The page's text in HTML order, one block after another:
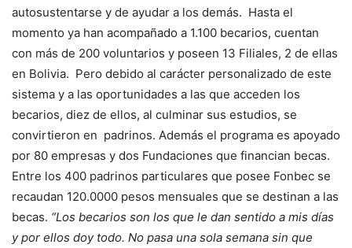
autosustentarse y de ayudar a los demás. Hasta el
momento ya han acompañado a 1.100 becarios, cuentan
con más de 200 voluntarios y poseen 13 Filiales, 2 de ellas
en Bolivia. Pero debido al carácter personalizado de este
sistema y a las oportunidades a las que acceden los
becarios, diez de ellos, al culminar sus estudios, se
convirtieron en padrinos. Además el programa es apoyado
por 80 empresas y dos Fundaciones que financian becas.
Entre los 400 padrinos particulares que posee Fonbec se
recaudan 120.0000 pesos mensuales que se destinan a las
becas. “Los becarios son los que le dan sentido a mis días
y por ellos doy todo. No pasa una sola semana sin que